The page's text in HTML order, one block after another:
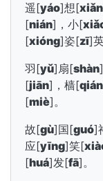
遥[yáo]想[
[nián]，小[
[xióng]姿[zī]
羽[yǔ]扇[shàn
[jiān]，樯[
[miè]。
故[gù]国[guó]
应[yīng]笑[
[huá]发[fā]。